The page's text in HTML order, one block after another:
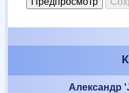
Александр